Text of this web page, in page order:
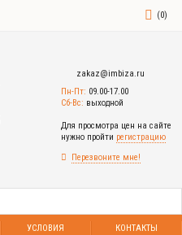
(0)
zakaz@imbiza.ru
Пн-Пт: 09.00-17.00
Сб-Вс: выходной
Для просмотра цен на сайте
нужно пройти регистрацию
Перезвоните мне!
УСЛОВИЯ КОНТАКТЫ